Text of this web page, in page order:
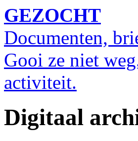
GEZOCHT
Documenten,
Gooi ze niet
activiteit.
Digitaal